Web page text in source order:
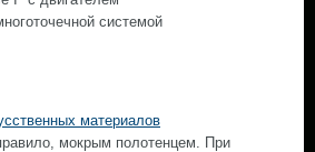
системой
материалов
мокрым полотенцем. При